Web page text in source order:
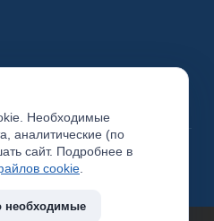
официальный сайт
Необходимые
аналитические (по
сайт. Подробнее в
cookie
необходимые